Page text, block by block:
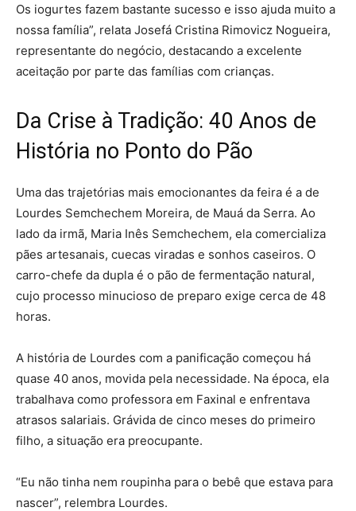
Os iogurtes fazem bastante sucesso e isso ajuda muito a
nossa família”, relata Josefá Cristina Rimovicz Nogueira,
representante do negócio, destacando a excelente
aceitação por parte das famílias com crianças.
Da Crise à Tradição: 40 Anos de
História no Ponto do Pão
Uma das trajetórias mais emocionantes da feira é a de
Lourdes Semchechem Moreira, de Mauá da Serra. Ao
lado da irmã, Maria Inês Semchechem, ela comercializa
pães artesanais, cuecas viradas e sonhos caseiros. O
carro-chefe da dupla é o pão de fermentação natural,
cujo processo minucioso de preparo exige cerca de 48
horas.
A história de Lourdes com a panificação começou há
quase 40 anos, movida pela necessidade. Na época, ela
trabalhava como professora em Faxinal e enfrentava
atrasos salariais. Grávida de cinco meses do primeiro
filho, a situação era preocupante.
“Eu não tinha nem roupinha para o bebê que estava para
nascer”, relembra Lourdes.